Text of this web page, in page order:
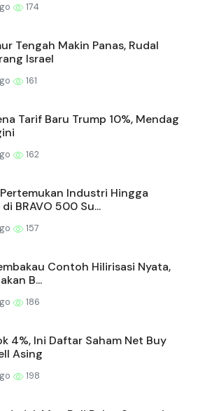
174
Tengah Makin Panas, Rudal
Israel
161
Tarif Baru Trump 10%, Mendag
162
Pertemukan Industri Hingga
BRAVO 500 Su...
157
Contoh Hilirisasi Nyata,
B...
186
4%, Ini Daftar Saham Net Buy
Asing
198